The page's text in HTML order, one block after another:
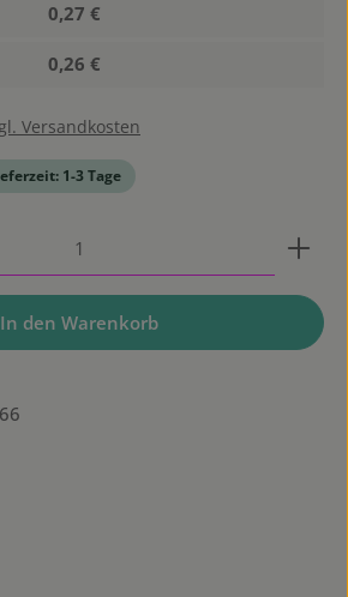
0,27 €
0,26 €
Versandkosten
1-3 Tage
Gib den gewünschten Wert ein
In den Warenkorb